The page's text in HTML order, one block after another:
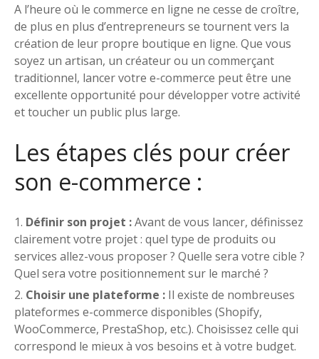
A l’heure où le commerce en ligne ne cesse de croître,
de plus en plus d’entrepreneurs se tournent vers la
création de leur propre boutique en ligne. Que vous
soyez un artisan, un créateur ou un commerçant
traditionnel, lancer votre e-commerce peut être une
excellente opportunité pour développer votre activité
et toucher un public plus large.
Les étapes clés pour créer
son e-commerce :
Définir son projet :Avant de vous lancer, définissez
clairement votre projet : quel type de produits ou
services allez-vous proposer ? Quelle sera votre cible ?
Quel sera votre positionnement sur le marché ?
Choisir une plateforme : Il existe de nombreuses
plateformes e-commerce disponibles (Shopify,
WooCommerce, PrestaShop, etc.). Choisissez celle qui
correspond le mieux à vos besoins et à votre budget.